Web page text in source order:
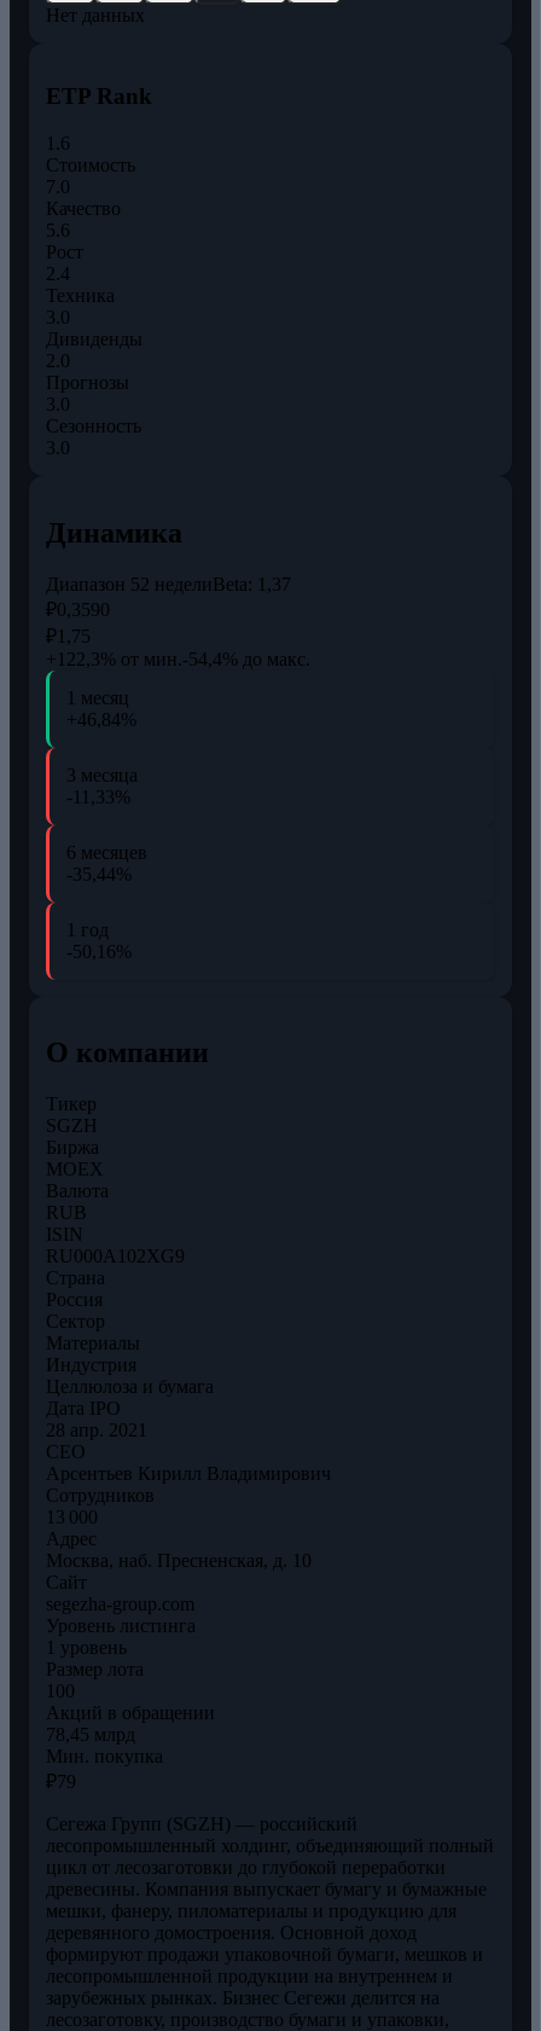
Нет данных
ETP Rank
1.6
Стоимость
7.0
Качество
5.6
Рост
2.4
Техника
3.0
Дивиденды
2.0
Прогнозы
3.0
Сезонность
3.0
Динамика
Диапазон 52 неделиBeta: 1,37
₽0,3590
₽1,75
+122,3% от мин.-54,4% до макс.
1 месяц
+46,84%
3 месяца
-11,33%
6 месяцев
-35,44%
1 год
-50,16%
О компании
Тикер
SGZH
Биржа
MOEX
Валюта
RUB
ISIN
RU000A102XG9
Страна
Россия
Сектор
Материалы
Индустрия
Целлюлоза и бумага
Дата IPO
28 апр. 2021
CEO
Арсентьев Кирилл Владимирович
Сотрудников
13 000
Адрес
Москва, наб. Пресненская, д. 10
Сайт
segezha-group.com
Уровень листинга
1 уровень
Размер лота
100
Акций в обращении
78,45 млрд
Мин. покупка
₽79
Сегежа Групп (SGZH) — российский
лесопромышленный холдинг, объединяющий полный
цикл от лесозаготовки до глубокой переработки
древесины. Компания выпускает бумагу и бумажные
мешки, фанеру, пиломатериалы и продукцию для
деревянного домостроения. Основной доход
формируют продажи упаковочной бумаги, мешков и
лесопромышленной продукции на внутреннем и
зарубежных рынках. Бизнес Сегежи делится на
лесозаготовку, производство бумаги и упаковки,